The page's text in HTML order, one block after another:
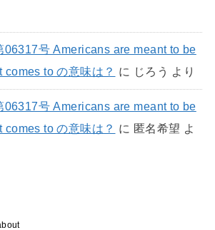
06317号 Americans are meant to be
to の意味は？ に じろう より
06317号 Americans are meant to be
to の意味は？ に 匿名希望 よ